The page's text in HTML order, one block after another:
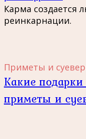
Карма создается
реинкарнации.
Приметы и
Какие
приметы и